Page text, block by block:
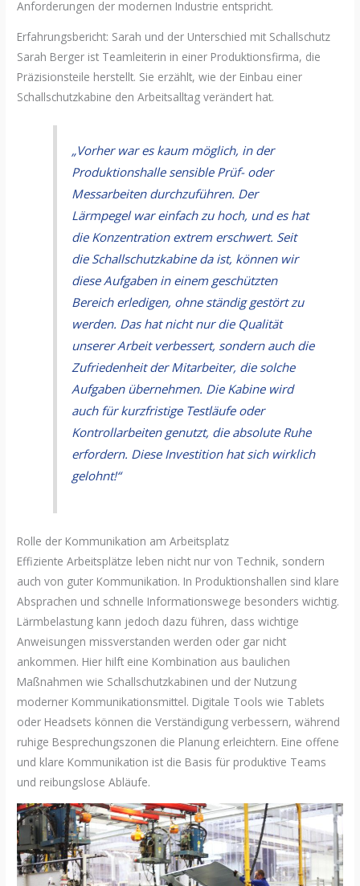
Anforderungen der modernen Industrie entspricht.
Erfahrungsbericht: Sarah und der Unterschied mit Schallschutz
Sarah Berger ist Teamleiterin in einer Produktionsfirma, die
Präzisionsteile herstellt. Sie erzählt, wie der Einbau einer
Schallschutzkabine den Arbeitsalltag verändert hat.
„Vorher war es kaum möglich, in der
Produktionshalle sensible Prüf- oder
Messarbeiten durchzuführen. Der
Lärmpegel war einfach zu hoch, und es hat
die Konzentration extrem erschwert. Seit
die Schallschutzkabine da ist, können wir
diese Aufgaben in einem geschützten
Bereich erledigen, ohne ständig gestört zu
werden. Das hat nicht nur die Qualität
unserer Arbeit verbessert, sondern auch die
Zufriedenheit der Mitarbeiter, die solche
Aufgaben übernehmen. Die Kabine wird
auch für kurzfristige Testläufe oder
Kontrollarbeiten genutzt, die absolute Ruhe
erfordern. Diese Investition hat sich wirklich
gelohnt!“
Rolle der Kommunikation am Arbeitsplatz
Effiziente Arbeitsplätze leben nicht nur von Technik, sondern
auch von guter Kommunikation. In Produktionshallen sind klare
Absprachen und schnelle Informationswege besonders wichtig.
Lärmbelastung kann jedoch dazu führen, dass wichtige
Anweisungen missverstanden werden oder gar nicht
ankommen. Hier hilft eine Kombination aus baulichen
Maßnahmen wie Schallschutzkabinen und der Nutzung
moderner Kommunikationsmittel. Digitale Tools wie Tablets
oder Headsets können die Verständigung verbessern, während
ruhige Besprechungszonen die Planung erleichtern. Eine offene
und klare Kommunikation ist die Basis für produktive Teams
und reibungslose Abläufe.